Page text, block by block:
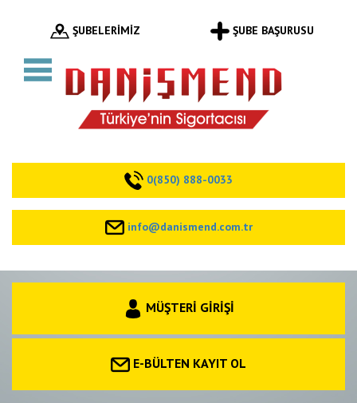
ŞUBELERİMİZ ŞUBE BAŞURUSU
0(850) 888-0033
info@danismend.com.tr
MÜŞTERİ GİRİŞİ
E-BÜLTEN KAYIT OL